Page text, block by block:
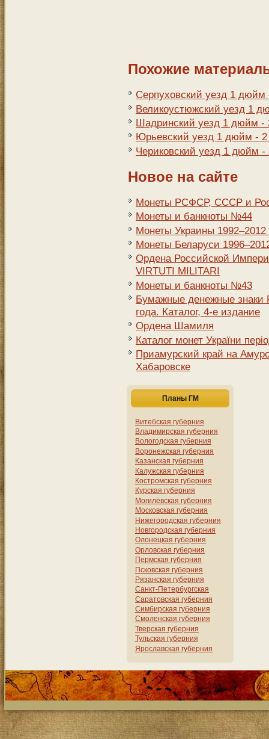
Похожие
Серпуховский уезд 1 дюйм
Великоустюжский уезд 1
Шадринский уезд 1 дюйм -
Юрьевский уезд 1 дюйм - 2
Чериковский уезд 1 дюйм -
Новое на сайте
Монеты РСФСР, СССР и
Монеты и банкноты №44
Монеты Украины 1992–2012
Монеты Беларуси
Ордена Российской
VIRTUTI MILITARI
Монеты и банкноты №43
Бумажные денежные знаки
года. Каталог, 4-е издание
Ордена Шамиля
Каталог монет України
Приамурский край на
Хабаровске
Планы ГМ
Витебская губерния
Владимирская губерния
Вологодская губерния
Воронежская губерния
Казанская губерния
Калужская губерния
Костромская губерния
Курская губерния
Могилёвская губерния
Московская губерния
Нижегородская губерния
Новгородская губерния
Олонецкая губерния
Орловская губерния
Пермская губерния
Псковская губерния
Рязанская губерния
Санкт-Петербургская
Саратовская губерния
Симбирская губерния
Смоленская губерния
Тверская губерния
Тульская губерния
Ярославская губерния